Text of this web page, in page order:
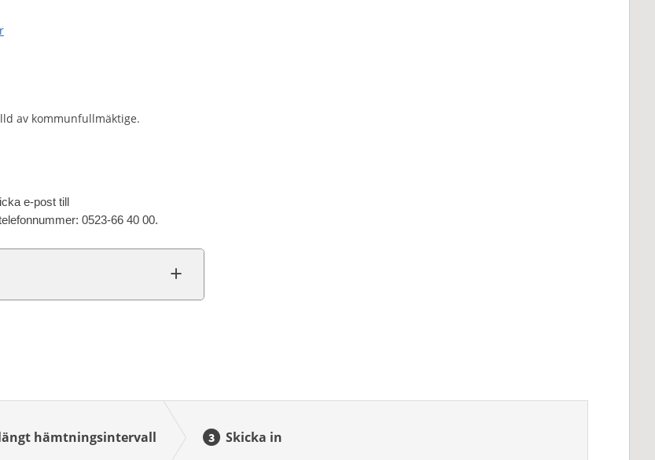
av kommunfullmäktige.
e-post till
0523-66 40 00.
hämtningsintervall Skicka in